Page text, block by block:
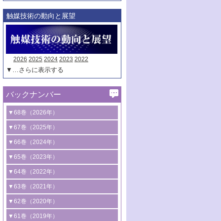
触媒技術の動向と展望
2026 2025 2024 2023 2022
▼…さらに表示する
バックナンバー
▼68巻（2026年）
1号 過酸化水素合成に関する研究動向
2号 コンピューター技術により加速する
触媒開発
3号 有機分子変換やCO 資源化のための
光触媒に関する最近の研究
B号 第137回触媒討論会（2026年）
▼67巻（2025年）
1号 CO
水素化によるグリーン燃料/グリ
ーンケミカル製造
2号 水素製造のための水分解技術に関す
る最近の研究
3号 オレフィン系樹脂の精密合成に関す
る最新技術
4号 アルコール類の効率的変換を実現す
▼66巻（2024年）
1号 低次元ナノ構造を有する触媒材料
2号 規制反応場を活用した固体触媒研究
の新展開
3号 未踏分子変換を目指した酸化触媒プ
ロセスの最前線
4号 シンクロトロン放射光および中性子
▼65巻（2023年）
1号 炭素が関わる触媒機能
2号 プラスチックケミカルリサイクルの
ための触媒技術
3号 非酸化物系金属化合物を基盤とした
▼64巻（2022年）
1号 合成ガス製造とCOを用いるケミカル
ズ合成の最新動向
2号 化学品合成のための合金触媒開発
▼63巻（2021年）
1号 金触媒の新展開
2号 ペロブスカイト
▼62巻（2020年）
1号 触媒設計を拓く欠陥構造のキャラク
▼61巻（2019年）